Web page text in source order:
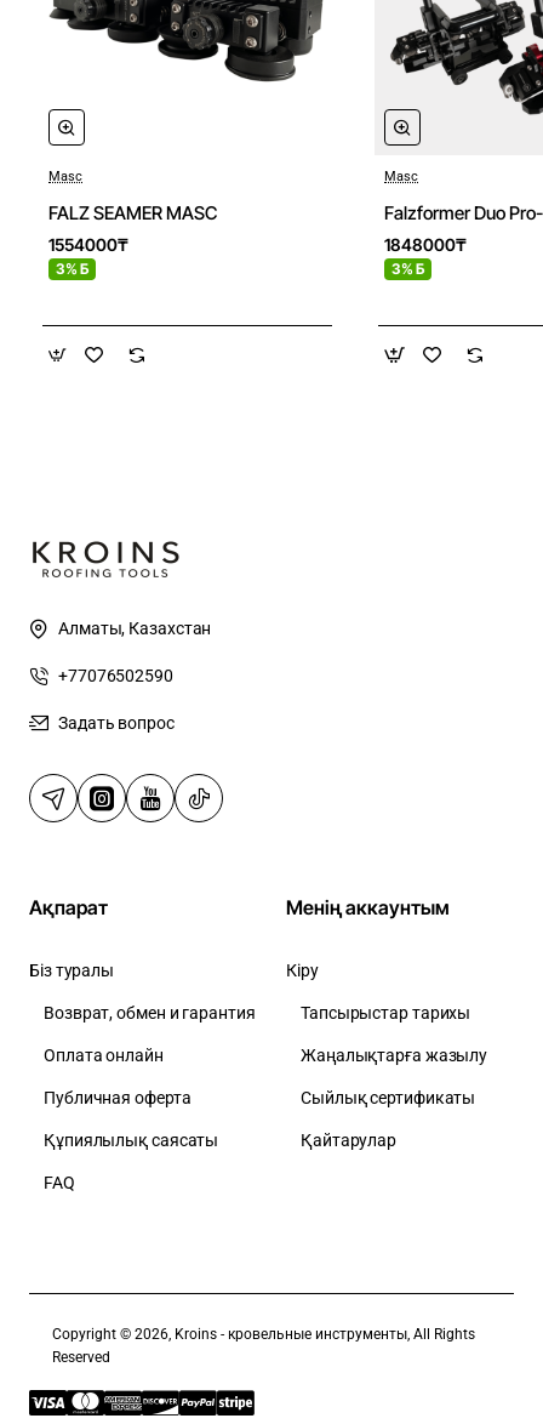
Masc
FALZ SEAMER MASC
1554000₸
3% Б
Masc
Falzformer Duo
1848000₸
3% Б
Алматы, Казахстан
+77076502590
Задать вопрос
Ақпарат
Біз туралы
Возврат, обмен и гарантия
Оплата онлайн
Публичная оферта
Құпиялылық саясаты
FAQ
Менің аккаунтым
Кіру
Тапсырыстар тарихы
Жаңалықтарға жазылу
Сыйлық сертификаты
Қайтарулар
Copyright © 2026, Kroins - кровельные инструменты, All Rights
Reserved